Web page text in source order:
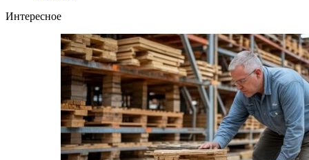
Интересное